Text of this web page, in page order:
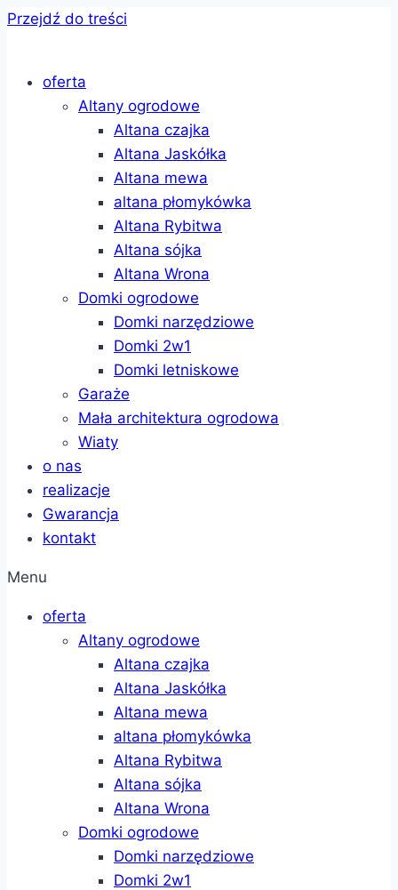
Przejdź do treści
oferta
Altany ogrodowe
Altana czajka
Altana Jaskółka
Altana mewa
altana płomykówka
Altana Rybitwa
Altana sójka
Altana Wrona
Domki ogrodowe
Domki narzędziowe
Domki 2w1
Domki letniskowe
Garaże
Mała architektura ogrodowa
Wiaty
o nas
realizacje
Gwarancja
kontakt
Menu
oferta
Altany ogrodowe
Altana czajka
Altana Jaskółka
Altana mewa
altana płomykówka
Altana Rybitwa
Altana sójka
Altana Wrona
Domki ogrodowe
Domki narzędziowe
Domki 2w1